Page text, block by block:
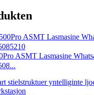
ASMT Lasmasine